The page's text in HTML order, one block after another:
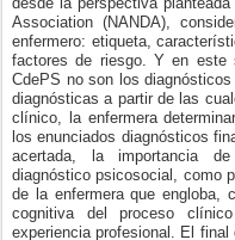
Association (NANDA),
enfermero: etiqueta,
factores de riesgo. Y en este
CdePS no son los
diagnósticas a partir de las
clínico, la enfermera
los enunciados diagnósticos
acertada, la importancia
diagnóstico psicosocial, como
de la enfermera que engloba,
cognitiva del proceso
experiencia profesional. El